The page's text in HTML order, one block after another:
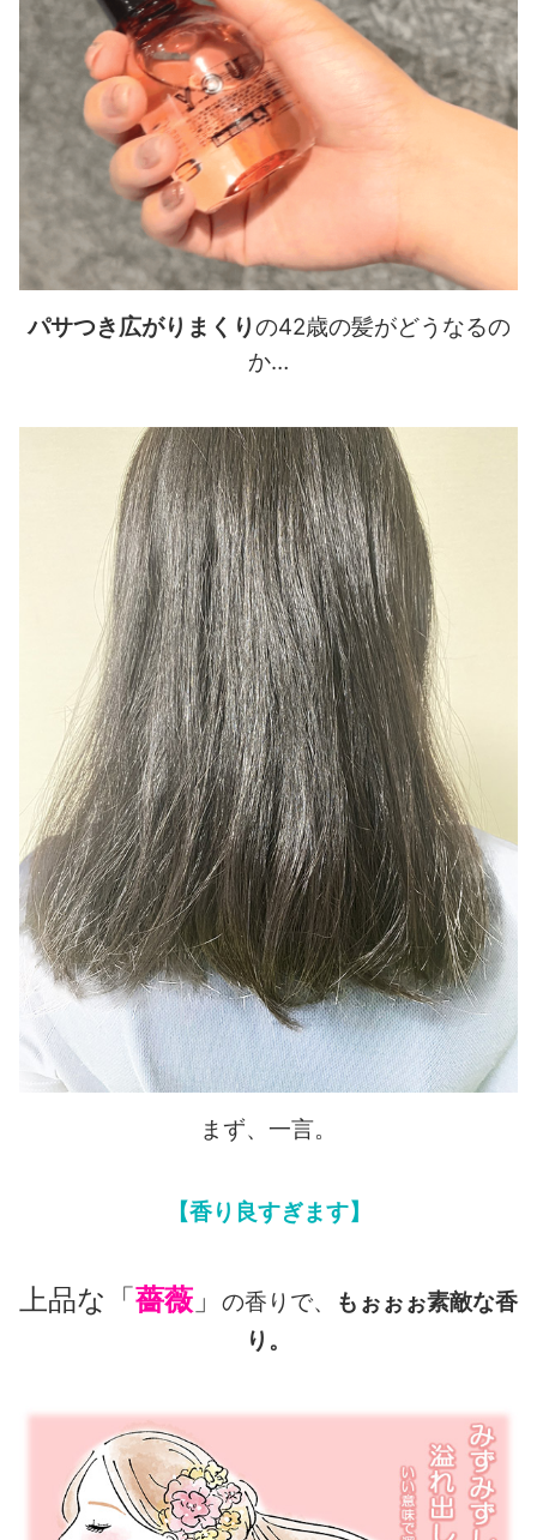
パサつき広がりまくりの42歳の髪がどうなるの
か…
まず、一言。
【香り良すぎます】
上品な「薔薇 」 の香りで、
もぉぉぉ素敵な香
り。